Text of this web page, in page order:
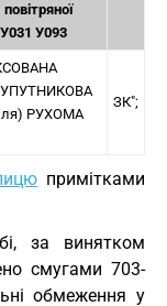
У093
РУХОМА
ЗК";
примітками
за винятком
смугами 703-
обмеження у